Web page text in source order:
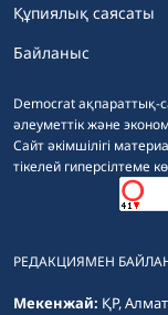
Democrat ақпараттық-
әлеуметтік және
Сайт әкімшілігі
тікелей гиперсілтеме
Құпиялық саясаты
Байланыс
РЕДАКЦИЯМЕН
Мекенжай: ҚР,